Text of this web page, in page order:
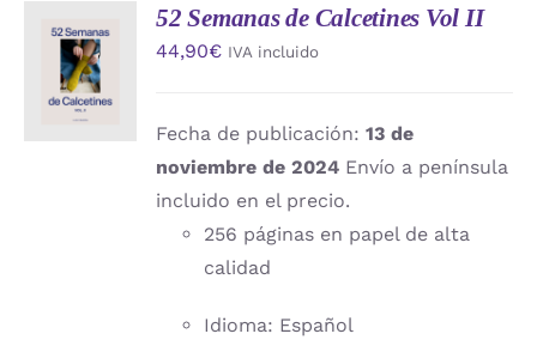
AÑADIR
AL
CARRITO
/
DETALLES
52 Semanas de Calcetines Vol II
44,90€ IVA incluido
Fecha de publicación:13 de
noviembre de 2024 Envío a península
incluido en el precio.
256 páginas en papel de alta
calidad
Idioma: Español